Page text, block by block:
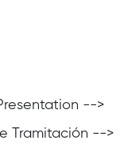
-->
Tramitación -->